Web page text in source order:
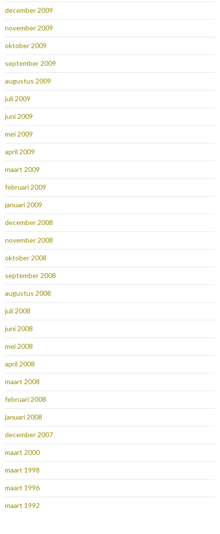
december 2009
november 2009
oktober 2009
september 2009
augustus 2009
juli 2009
juni 2009
mei 2009
april 2009
maart 2009
februari 2009
januari 2009
december 2008
november 2008
oktober 2008
september 2008
augustus 2008
juli 2008
juni 2008
mei 2008
april 2008
maart 2008
februari 2008
januari 2008
december 2007
maart 2000
maart 1998
maart 1996
maart 1992